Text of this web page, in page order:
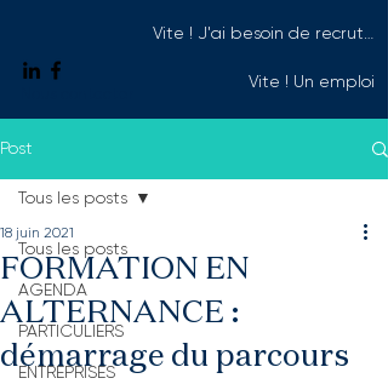
Vite ! Un emploi
Post
Tous les posts
AGENDA
PARTICULIERS
ENTREPRISES
Tous les posts
FORMATION EN
ALTERNANCE :
démarrage du parcours
18 juin 2021